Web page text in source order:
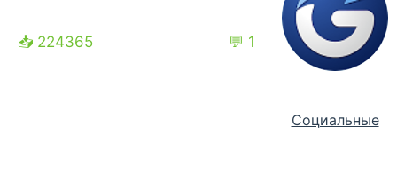
📥 224365 💬 1
Социальные